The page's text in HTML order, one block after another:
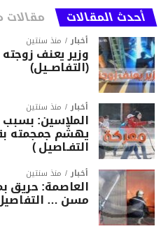
أحدث المقالات
أخبار منذ سنتين
وزير يعنف
(التفاصــيل)
أخبار منذ سنتين
الملاسين:
يهشّم جمجمته
التفـاصيل )
أخبار منذ سنتين
العاصمة: حريق
مسن …